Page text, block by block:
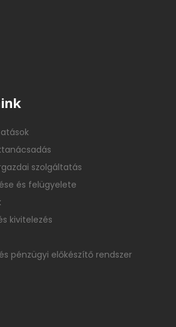
szolgáltatás
és felügyelete
kivitelezés
pénzügyi előkészítő rendszer